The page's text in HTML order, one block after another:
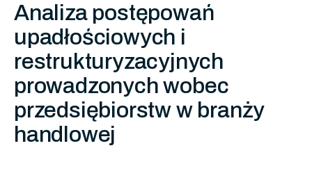
Analiza postępowań
upadłościowych i
restrukturyzacyjnych
prowadzonych wobec
przedsiębiorstw w branży
handlowej